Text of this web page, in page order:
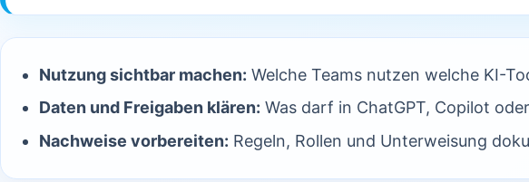
Nutzung sichtbar machen: Welche Teams nutzen welche KI-
Daten und Freigaben klären: Was darf in ChatGPT, Copilot
Nachweise vorbereiten: Regeln, Rollen und Unterweisung